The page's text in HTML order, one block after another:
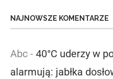
NAJNOWSZE KOMENTARZE
Abc - 40°C uderzy w
alarmują: jabłka